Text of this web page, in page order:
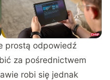
prostą odpowiedź
za pośrednictwem
robi się jednak